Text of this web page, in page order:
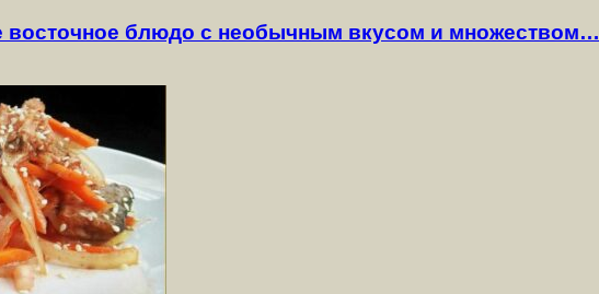
блюдо с необычным вкусом и множеством…